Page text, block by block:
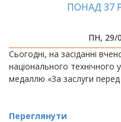
ПОНАД 37
ПН, 29/
Сьогодні, на засіданні
національного технічного
медаллю «За заслуги
Переглянути